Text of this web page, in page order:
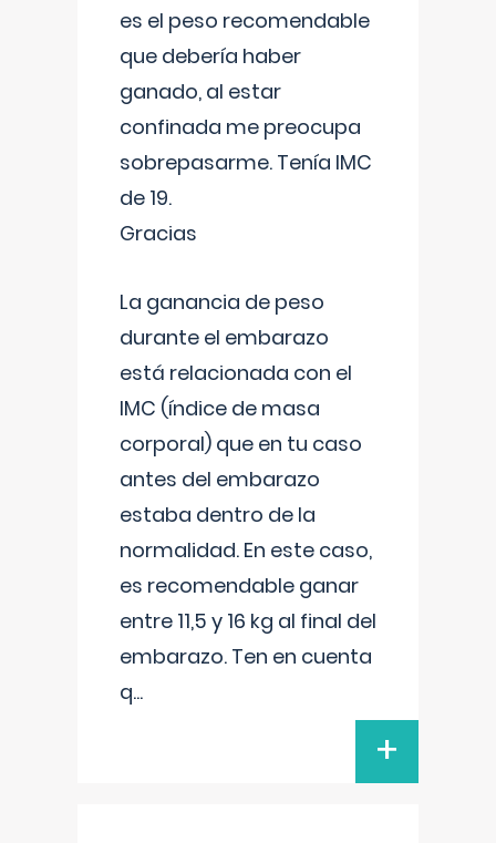
es el peso recomendable
que debería haber
ganado, al estar
confinada me preocupa
sobrepasarme. Tenía IMC
de 19.
Gracias
La ganancia de peso
durante el embarazo
está relacionada con el
IMC (índice de masa
corporal) que en tu caso
antes del embarazo
estaba dentro de la
normalidad. En este caso,
es recomendable ganar
entre 11,5 y 16 kg al final del
embarazo. Ten en cuenta
q...
+